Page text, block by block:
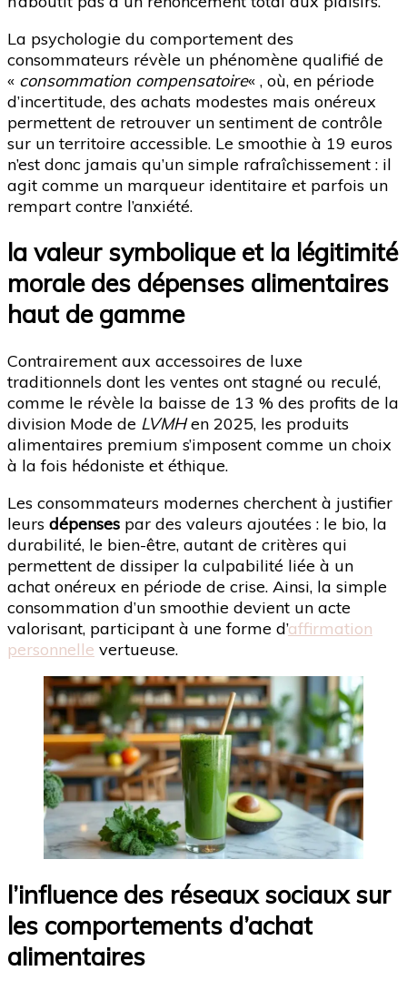
La psychologie du comportement des
consommateurs révèle un phénomène qualifié de
« consommation compensatoire« , où, en période
d’incertitude, des achats modestes mais onéreux
permettent de retrouver un sentiment de contrôle
sur un territoire accessible. Le smoothie à 19 euros
n’est donc jamais qu’un simple rafraîchissement : il
agit comme un marqueur identitaire et parfois un
rempart contre l’anxiété.
la valeur symbolique et la légitimité
morale des dépenses alimentaires
haut de gamme
Contrairement aux accessoires de luxe
traditionnels dont les ventes ont stagné ou reculé,
comme le révèle la baisse de 13 % des profits de la
division Mode de LVMHen 2025, les produits
alimentaires premium s’imposent comme un choix
à la fois hédoniste et éthique.
Les consommateurs modernes cherchent à justifier
leurs dépenses par des valeurs ajoutées : le bio, la
durabilité, le bien-être, autant de critères qui
permettent de dissiper la culpabilité liée à un
achat onéreux en période de crise. Ainsi, la simple
consommation d’un smoothie devient un acte
valorisant, participant à une forme d’affirmation
personnelle vertueuse.
l’influence des réseaux sociaux sur
les comportements d’achat
alimentaires